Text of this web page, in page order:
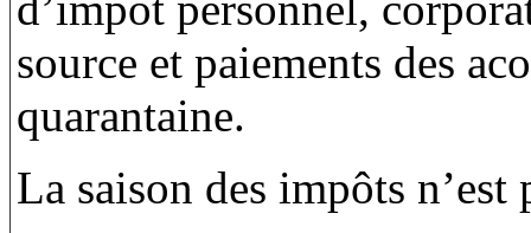
source et paiements des
quarantaine.
La saison des impôts n’est